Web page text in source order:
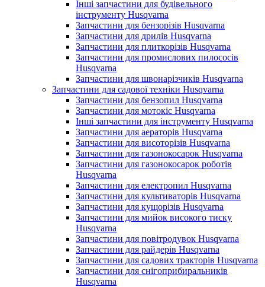
Інші запчастини для будівельного
інструменту Husqvarna
Запчастини для бензорізів Husqvarna
Запчастини для дрилів Husqvarna
Запчастини для плиткорізів Husqvarna
Запчастини для промислових пилососів
Husqvarna
Запчастини для швонарізчиків Husqvarna
Запчастини для садової техніки Husqvarna
Запчастини для бензопил Husqvarna
Запчастини для мотокіс Husqvarna
Інші запчастини для інструменту Husqvarna
Запчастини для аераторів Husqvarna
Запчастини для висоторізів Husqvarna
Запчастини для газонокосарок Husqvarna
Запчастини для газонокосарок роботів
Husqvarna
Запчастини для електропил Husqvarna
Запчастини для культиваторів Husqvarna
Запчастини для кущорізів Husqvarna
Запчастини для мийок високого тиску
Husqvarna
Запчастини для повітродувок Husqvarna
Запчастини для райдерів Husqvarna
Запчастини для садових тракторів Husqvarna
Запчастини для снігоприбиральників
Husqvarna